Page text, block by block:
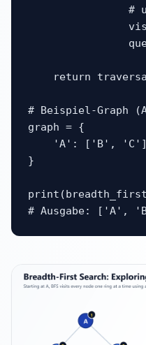
#
return
# Beispiel-Graph
graph = {
'A': ['B',
}
# Ausgabe: